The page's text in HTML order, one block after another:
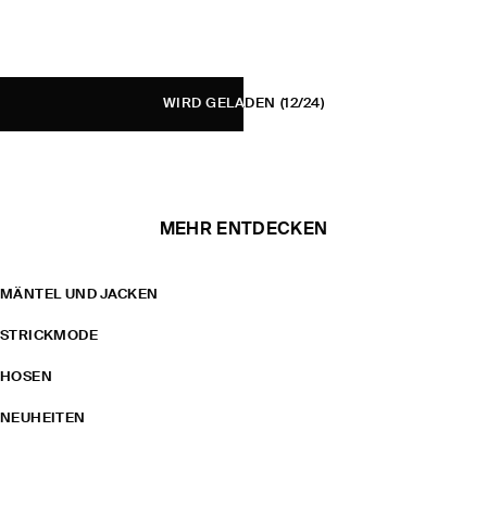
WIRD GELADEN (12/24)
MEHR ENTDECKEN
MÄNTEL UND JACKEN
STRICKMODE
HOSEN
NEUHEITEN